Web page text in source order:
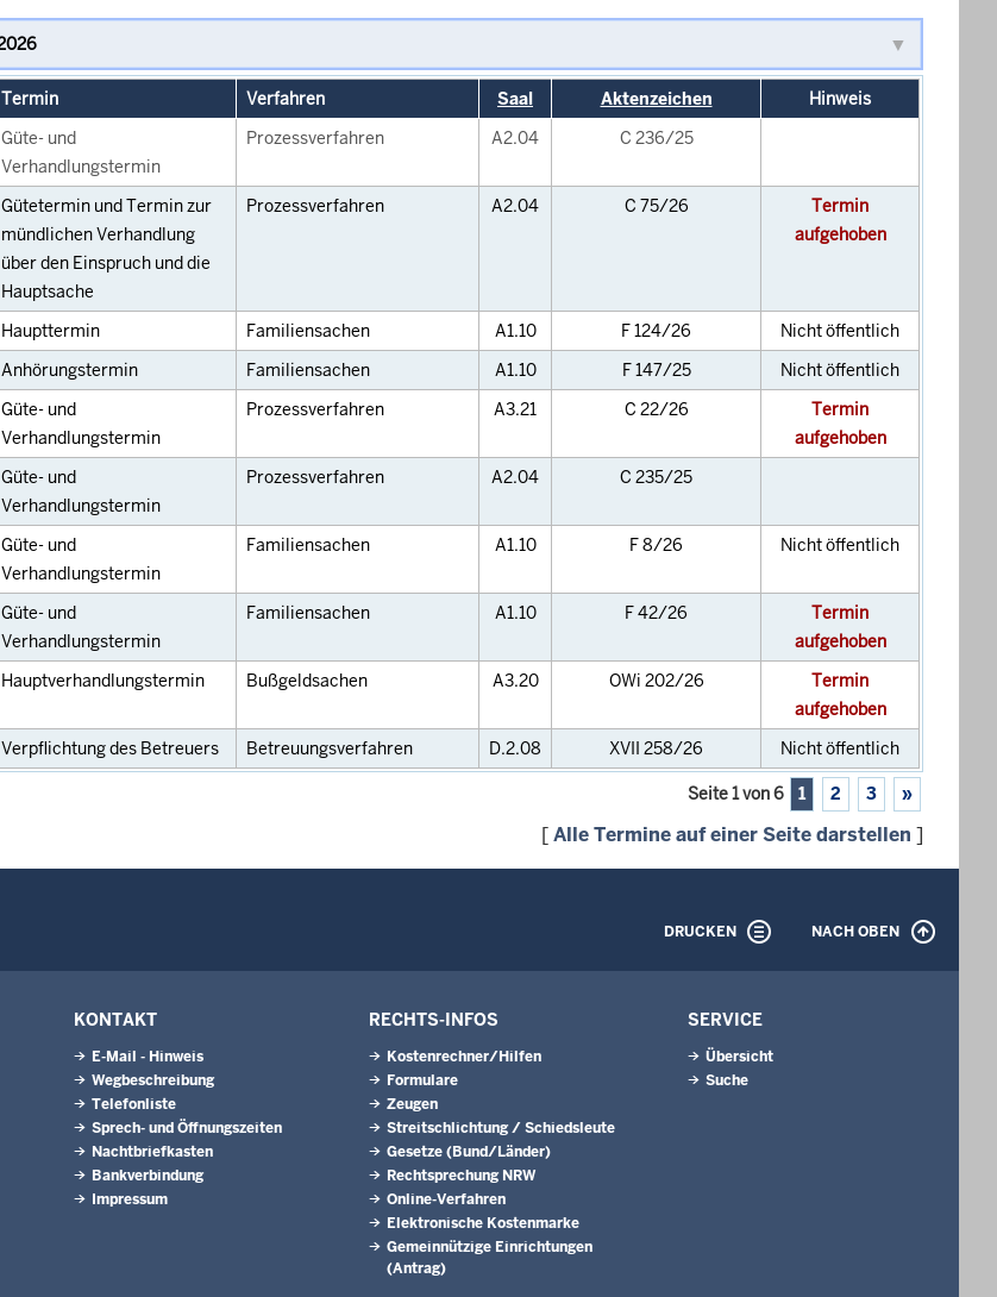
Termin Verfahren Saal Aktenzeichen
Hinweis
Güte- und
Verhandlungstermin
Prozessverfahren A2.04 C 236/25
Gütetermin und Termin zur
mündlichen Verhandlung
über den Einspruch und die
Hauptsache
Prozessverfahren A2.04 C 75/26
Termin
aufgehoben
Haupttermin Familiensachen A1.10 F 124/26
Nicht öffentlich
Anhörungstermin Familiensachen A1.10 F 147/25
Nicht öffentlich
Güte- und
Verhandlungstermin
Prozessverfahren A3.21 C 22/26
Termin
aufgehoben
Güte- und
Verhandlungstermin
Prozessverfahren A2.04 C 235/25
Güte- und
Verhandlungstermin
Familiensachen A1.10 F 8/26 Nicht öffentlich
Güte- und
Verhandlungstermin
Familiensachen A1.10 F 42/26
Termin
aufgehoben
Hauptverhandlungstermin Bußgeldsachen A3.20 OWi 202/26
Termin
aufgehoben
Verpflichtung des Betreuers Betreuungsverfahren D.2.08 XVII 258/26 Nicht öffentlich
Seite 1 von 6 1 2 3 »
[Alle Termine auf einer Seite darstellen ]
DRUCKEN NACH OBEN
KONTAKT
E-Mail - Hinweis
Wegbeschreibung
Telefonliste
Sprech- und Öffnungszeiten
Nachtbriefkasten
Bankverbindung
Impressum
RECHTS-INFOS
Kostenrechner/Hilfen
Formulare
Zeugen
Streitschlichtung / Schiedsleute
Gesetze (Bund/Länder)
Rechtsprechung NRW
Online-Verfahren
Elektronische Kostenmarke
Gemeinnützige Einrichtungen
(Antrag)
SERVICE
Übersicht
Suche